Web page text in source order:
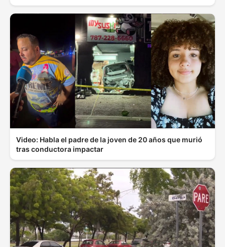
Video: Habla el padre de la joven de 20 años que murió
tras conductora impactar